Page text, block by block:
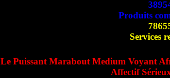
Produits
Services
Le Puissant Marabout Medium Voyant
Affectif